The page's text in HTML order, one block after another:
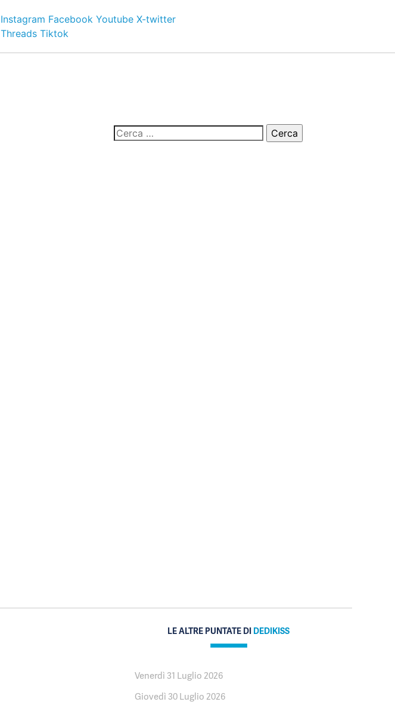
Instagram Facebook Youtube X-twitter
Threads Tiktok
LE ALTRE PUNTATE DI DEDIKISS
Venerdì 31 Luglio 2026
Giovedì 30 Luglio 2026